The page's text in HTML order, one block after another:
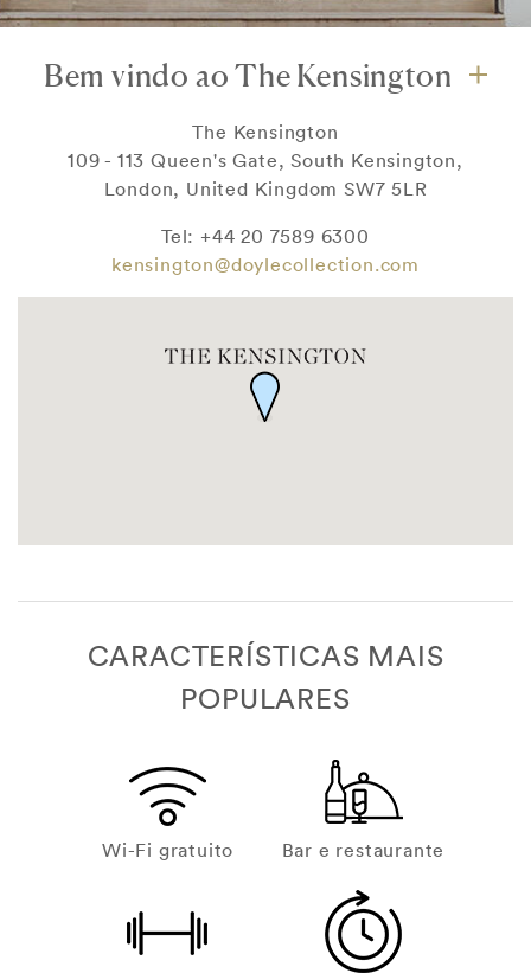
Bem vindo ao The Kensington
The Kensington
109 - 113 Queen's Gate, South Kensington,
London, United Kingdom SW7 5LR
Tel: +44 20 7589 6300
kensington@doylecollection.com
CARACTERÍSTICAS MAIS
POPULARES
Wi-Fi gratuito Bar e restaurante